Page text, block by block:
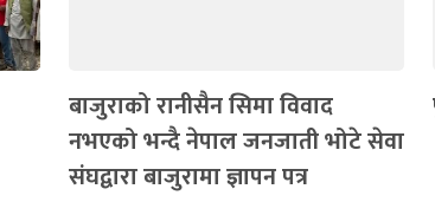
बाजुराको रानीसैन सिमा विवाद
नभएको भन्दै नेपाल जनजाती भोटे सेवा
संघद्वारा बाजुरामा ज्ञापन पत्र